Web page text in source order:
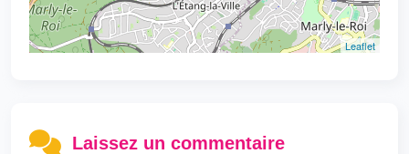
Leaflet
Laissez un commentaire